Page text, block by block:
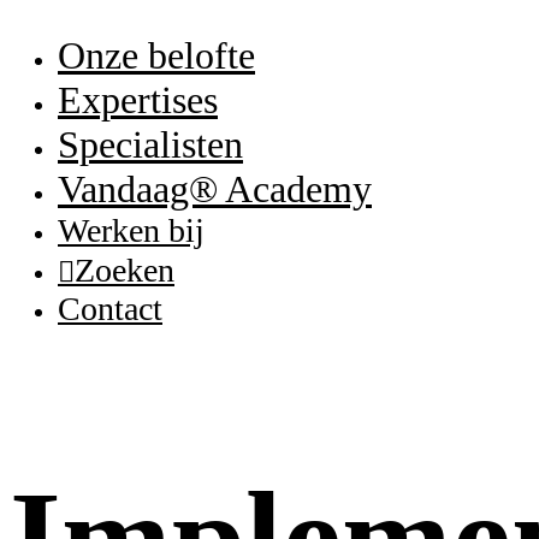
Onze belofte
Expertises
Specialisten
Vandaag® Academy
Werken bij
Zoeken
Contact